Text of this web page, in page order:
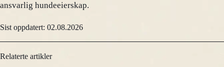
ansvarlig hundeeierskap.
Sist oppdatert: 02.08.2026
Relaterte artikler